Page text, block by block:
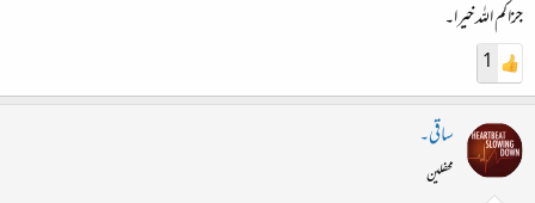
جزاکم اللہ خیرا۔
1
ساقی۔
محفلین